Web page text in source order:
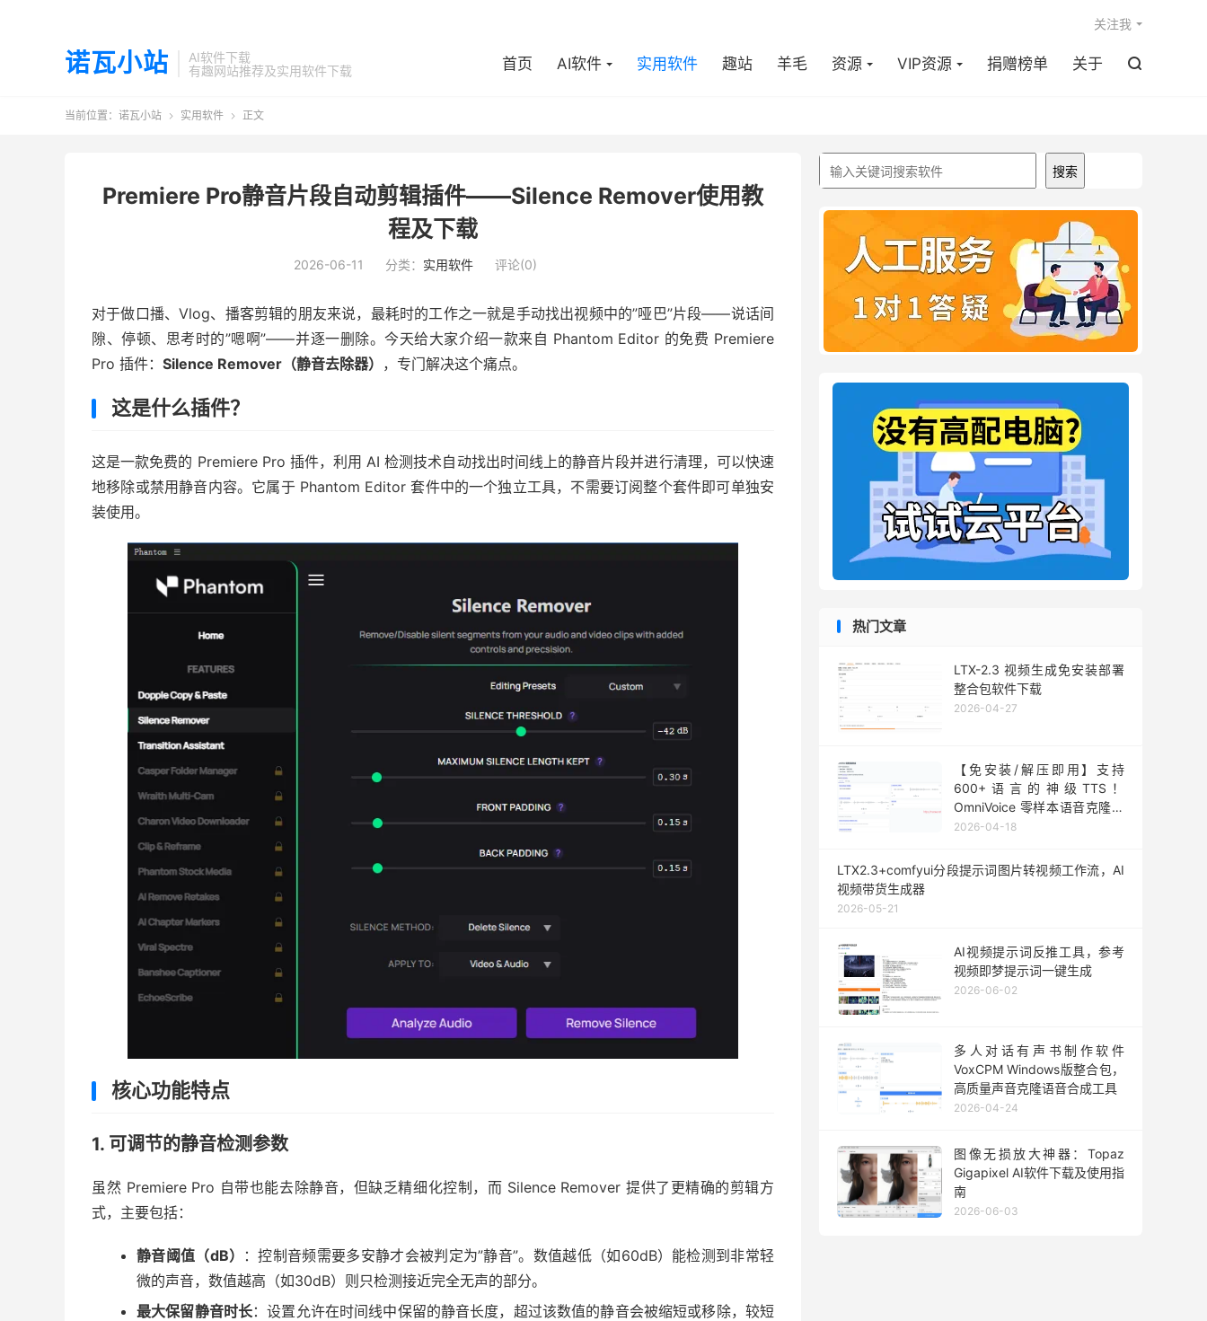
诺瓦小站
AI软件下载
有趣网站推荐及实用软件下载
首页 AI软件 实用软件 趣站 羊毛 资源 VIP资源 捐赠榜单 关于 
关注我
当前位置： 诺瓦小站  实用软件  正文
Premiere Pro静音片段自动剪辑插件——Silence Remover使用教
程及下载
2026-06-11 分类： 实用软件 评论(0)
对于做口播、Vlog、播客剪辑的朋友来说，最耗时的工作之一就是手动找出视频中的”哑巴”片段——说话间
隙、停顿、思考时的”嗯啊”——并逐一删除。今天给大家介绍一款来自 Phantom Editor 的免费 Premiere
Pro 插件： Silence Remover（静音去除器） ，专门解决这个痛点。
这是什么插件？
这是一款免费的 Premiere Pro 插件，利用 AI 检测技术自动找出时间线上的静音片段并进行清理，可以快速
地移除或禁用静音内容。它属于 Phantom Editor 套件中的一个独立工具，不需要订阅整个套件即可单独安
装使用。
核心功能特点
1. 可调节的静音检测参数
虽然 Premiere Pro 自带也能去除静音，但缺乏精细化控制，而 Silence Remover 提供了更精确的剪辑方
式，主要包括：
静音阈值（dB）
：控制音频需要多安静才会被判定为”静音”。数值越低（如60dB）能检测到非常轻
微的声音，数值越高（如30dB）则只检测接近完全无声的部分。
最大保留静音时长：设置允许在时间线中保留的静音长度，超过该数值的静音会被缩短或移除，较短
搜索
搜索
热门文章
LTX-2.3 视频生成免安装部署
整合包软件下载
2026-04-27
【免安装/解压即用】支持
600+语言的神级TTS！
OmniVoice 零样本语音克隆一
键整合包发布
2026-04-18
LTX2.3+comfyui分段提示词图片转视频工作流，AI
视频带货生成器
2026-05-21
AI视频提示词反推工具，参考
视频即梦提示词一键生成
2026-06-02
多人对话有声书制作软件
VoxCPM Windows版整合包，
高质量声音克隆语音合成工具
2026-04-24
图像无损放大神器：Topaz
Gigapixel AI软件下载及使用指
南
2026-06-03